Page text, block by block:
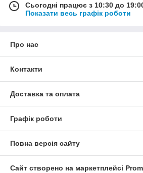
Сьогодні працює з 10:30 до
Показати весь графік роботи
Про нас
Контакти
Доставка та оплата
Графік роботи
Повна версія сайту
Сайт створено на маркетплейсі